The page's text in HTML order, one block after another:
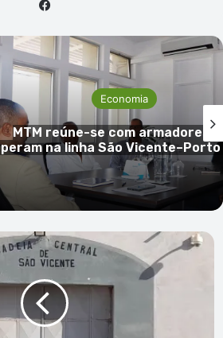
Economia
Jorge Spencer Lima defende
transferência de competências
espaço definitivo para a FIC em
Vicente